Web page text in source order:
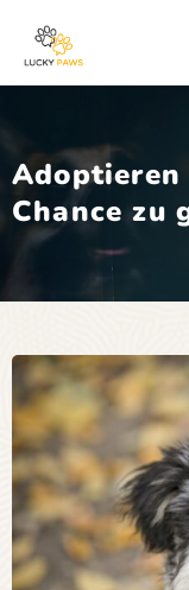
content
Chance zu